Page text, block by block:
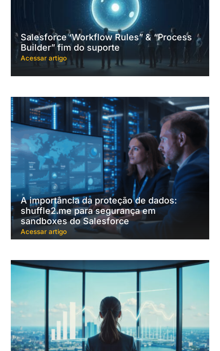
Salesforce ‘Workflow Rules” & “Process
Builder” fim do suporte
Acessar artigo
A importância da proteção de dados:
shuffle2.me para segurança em
sandboxes do Salesforce
Acessar artigo